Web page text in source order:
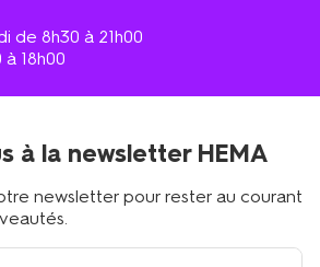
de 8h30 à 21h00
18h00
à la newsletter HEMA
newsletter pour rester au courant